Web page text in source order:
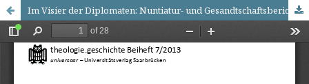
Im Visier der Diplomaten: Nuntiatur- und Gesandtschaftsberichtezur Münchner Revolutions- und Rätezeit